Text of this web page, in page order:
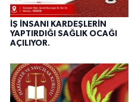
İŞ İNSANI KARDEŞLERİN
YAPTIRDIĞI SAĞLIK OCAĞI
AÇILIYOR.